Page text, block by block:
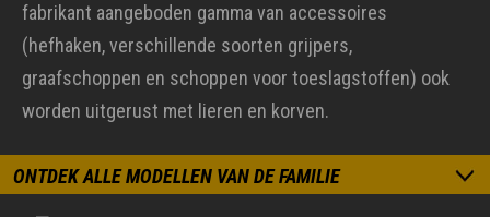
fabrikant aangeboden gamma van accessoires
(hefhaken, verschillende soorten grijpers,
graafschoppen en schoppen voor toeslagstoffen) ook
worden uitgerust met lieren en korven.
ONTDEK ALLE MODELLEN VAN DE FAMILIE